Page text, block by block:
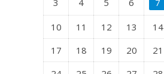
3 4 5 6 7
10 11 12 13 14
17
18 19 20 21